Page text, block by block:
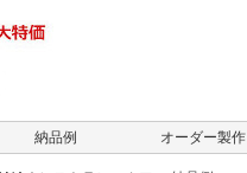
納品例 オーダー製作